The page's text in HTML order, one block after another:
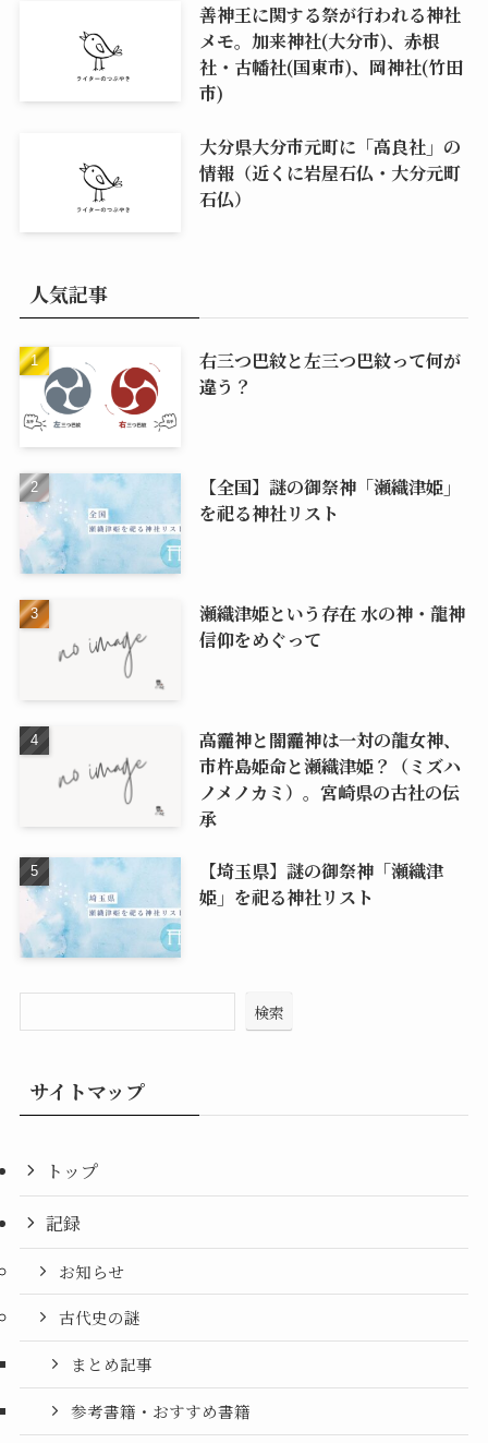
善神王に関する祭が行われる神社
メモ。加来神社(大分市)、赤根
社・古幡社(国東市)、岡神社(竹田
市)
大分県大分市元町に「高良社」の
情報（近くに岩屋石仏・大分元町
石仏）
人気記事
右三つ巴紋と左三つ巴紋って何が
違う？
【全国】謎の御祭神「瀬織津姫」
を祀る神社リスト
瀬織津姫という存在 水の神・龍神
信仰をめぐって
高龗神と闇龗神は一対の龍女神、
市杵島姫命と瀬織津姫？（ミズハ
ノメノカミ）。宮崎県の古社の伝
承
【埼玉県】謎の御祭神「瀬織津
姫」を祀る神社リスト
検索
サイトマップ
トップ
記録
お知らせ
古代史の謎
まとめ記事
参考書籍・おすすめ書籍